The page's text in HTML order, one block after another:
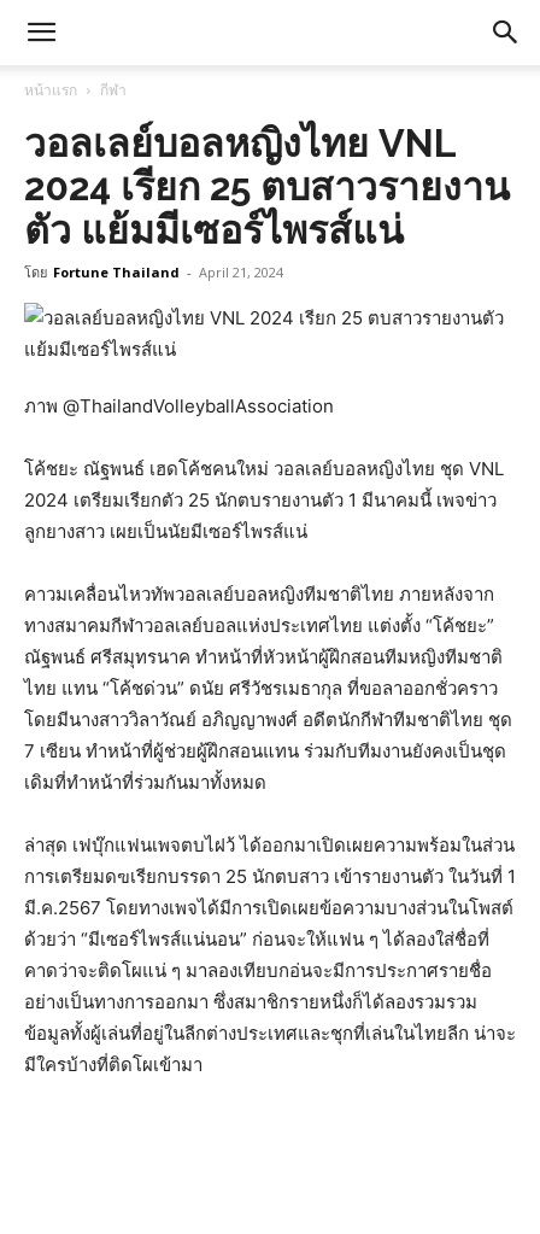
หน้าแรก กีฬา
วอลเลย์บอลหญิงไทย VNL
2024 เรียก 25 ตบสาวรายงาน
ตัว แย้มมีเซอร์ไพรส์แน่
โดย Fortune Thailand - April 21, 2024
ภาพ @ThailandVolleyballAssociation
โค้ชยะ ณัฐพนธ์ เฮดโค้ชคนใหม่ วอลเลย์บอลหญิงไทย ชุด VNL
2024 เตรียมเรียกตัว 25 นักตบรายงานตัว 1 มีนาคมนี้ เพจข่าว
ลูกยางสาว เผยเป็นนัยมีเซอร์ไพรส์แน่
คาวมเคลื่อนไหวทัพวอลเลย์บอลหญิงทีมชาติไทย ภายหลังจาก
ทางสมาคมกีฬาวอลเลย์บอลแห่งประเทศไทย แต่งตั้ง “โค้ชยะ”
ณัฐพนธ์ ศรีสมุทรนาค ทำหน้าที่หัวหน้าผู้ฝึกสอนทีมหญิงทีมชาติ
ไทย แทน “โค้ชด่วน” ดนัย ศรีวัชรเมธากุล ที่ขอลาออกชั่วคราว
โดยมีนางสาววิลาวัณย์ อภิญญาพงศ์ อดีตนักกีฬาทีมชาติไทย ชุด
7 เซียน ทำหน้าที่ผู้ช่วยผู้ฝึกสอนแทน ร่วมกับทีมงานยังคงเป็นชุด
เดิมที่ทำหน้าที่ร่วมกันมาทั้งหมด
ล่าสุด เฟบุ๊กแฟนเพจตบไฝว้ ได้ออกมาเปิดเผยความพร้อมในส่วน
การเตรียมดฃเรียกบรรดา 25 นักตบสาว เข้ารายงานตัว ในวันที่ 1
มี.ค.2567 โดยทางเพจได้มีการเปิดเผยข้อความบางส่วนในโพสต์
ด้วยว่า “มีเซอร์ไพรส์แน่นอน” ก่อนจะให้แฟน ๆ ได้ลองใส่ชื่อที่
คาดว่าจะติดโผแน่ ๆ มาลองเทียบกอ่นจะมีการประกาศรายชื่อ
อย่างเป็นทางการออกมา ซึ่งสมาชิกรายหนึ่งก็ได้ลองรวมรวม
ข้อมูลทั้งผู้เล่นที่อยู่ในลีกต่างประเทศและชุกที่เล่นในไทยลีก น่าจะ
มีใครบ้างที่ติดโผเข้ามา